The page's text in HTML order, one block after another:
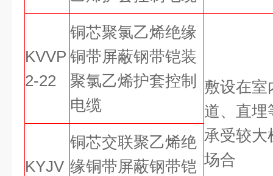
KVVP
2-22
铜芯聚氯乙烯绝缘
铜带屏蔽钢带铠装
聚氯乙烯护套控制
电缆
敷设在室
道、直埋
承受较大
场合
KYJV
铜芯交联聚乙烯绝
缘铜带屏蔽钢带铠